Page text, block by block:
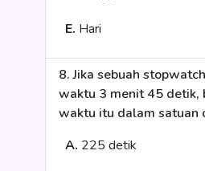
E. Hari
8. Jika sebuah
waktu 3 menit 45 detik,
waktu itu dalam satuan
A. 225 detik